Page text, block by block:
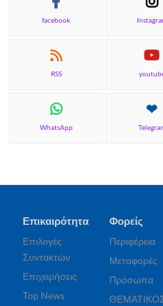
facebook
RSS
WhatsApp
Επικαιρότητα
Επιλογές
Συντακτών
Επιχειρήσεις
Top News
Φορείς
Περιφέρεια
Μεταφορές
Πρόσωπα